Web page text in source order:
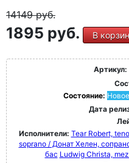
14149руб.
1895 руб. В
Артикул:
Состояние:
Дата
Исполнители: Tear Robert,
soprano / Донат Хелен,
бас Ludwig Christa,